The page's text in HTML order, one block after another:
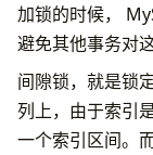
加锁的时候，
避免其他事务对
间隙锁，就是锁
列上，由于索引
一个索引区间。